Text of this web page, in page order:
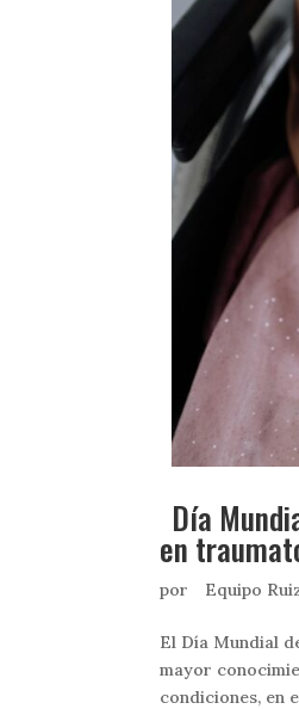
Día
en
por Equipo
El Día Mundial
mayor
condiciones, en